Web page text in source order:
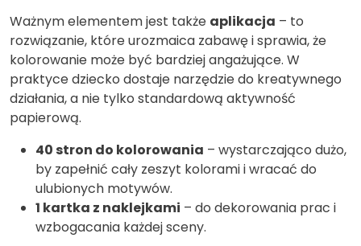
Ważnym elementem jest także aplikacja – to
rozwiązanie, które urozmaica zabawę i sprawia, że
kolorowanie może być bardziej angażujące. W
praktyce dziecko dostaje narzędzie do kreatywnego
działania, a nie tylko standardową aktywność
papierową.
40 stron do kolorowania – wystarczająco dużo,
by zapełnić cały zeszyt kolorami i wracać do
ulubionych motywów.
1 kartka z naklejkami – do dekorowania prac i
wzbogacania każdej sceny.